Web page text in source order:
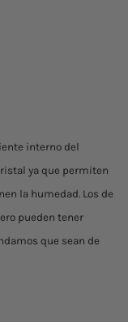
interno del
ya que permiten
la humedad. Los de
pueden tener
que sean de